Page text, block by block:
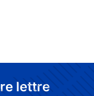
lettre